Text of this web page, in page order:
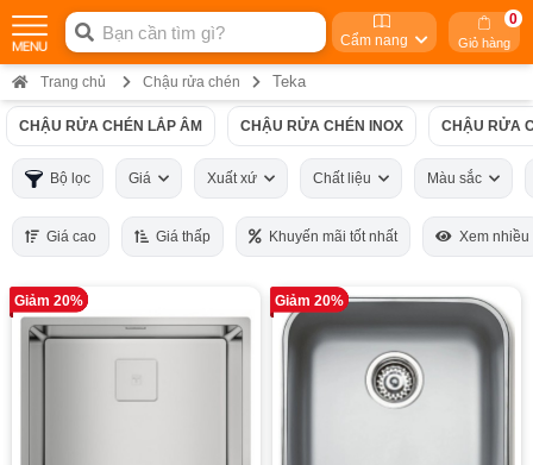
Cẩm nang Giỏ hàng
0
Trang chủ Chậu rửa chén Teka
CHẬU RỬA CHÉN LẮP ÂM CHẬU RỬA CHÉN INOX CHẬU RỬA
Bộ lọc Giá Xuất xứ Chất liệu Màu sắc
Giá cao Giá thấp Khuyến mãi tốt nhất Xem nhiều
Giảm 20% Giảm 20%